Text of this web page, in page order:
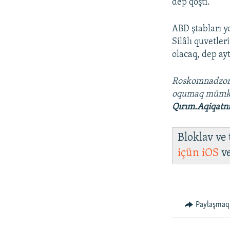
dep qoştı.
ABD ştabları
Silâlı
olacaq, dep
oqumaq
Bloklav ve
içüniOS
Paylaşmaq